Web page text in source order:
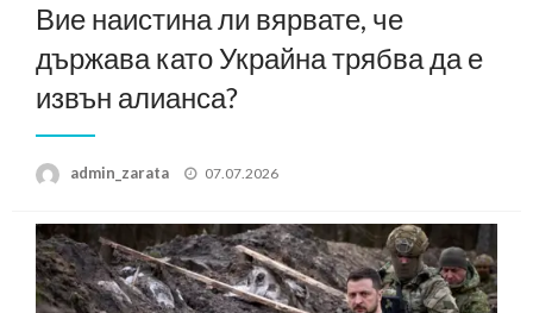
Вие наистина ли вярвате, че
държава като Украйна трябва да е
извън алианса?
admin_zarata
Posted
07.07.2026